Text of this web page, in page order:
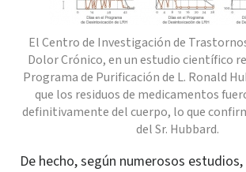
El Centro de Investigación de
Dolor Crónico, en un estudio científico
Programa de Purificación de L. Ronald
que los residuos de medicamentos
definitivamente del cuerpo, lo que
del Sr. Hubbard.
De hecho, según numerosos